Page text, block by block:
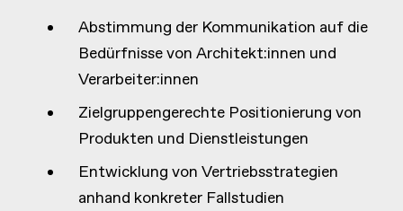
Abstimmung der Kommunikation auf die
Bedürfnisse von Architekt:innen und
Verarbeiter:innen
Zielgruppengerechte Positionierung von
Produkten und Dienstleistungen
Entwicklung von Vertriebsstrategien
anhand konkreter Fallstudien